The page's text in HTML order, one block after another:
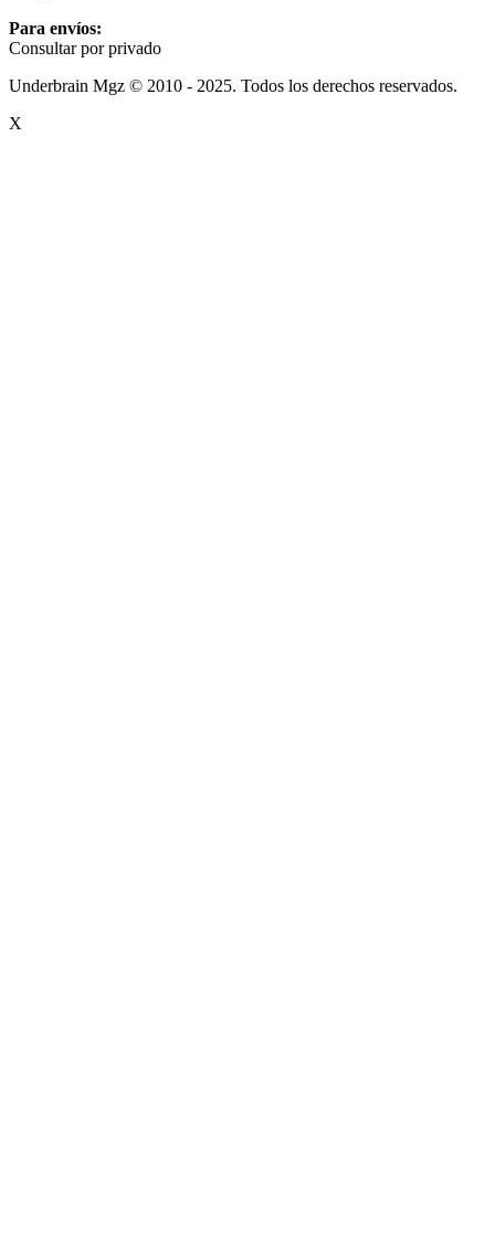
Para envíos:
Consultar por privado
Underbrain Mgz © 2010 - 2025. Todos los derechos reservados.
X